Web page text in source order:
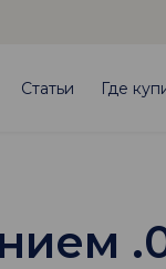
Статьи Где